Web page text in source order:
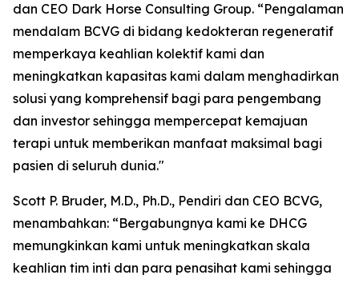
dan CEO Dark Horse Consulting Group. “Pengalaman
mendalam BCVG di bidang kedokteran regeneratif
memperkaya keahlian kolektif kami dan
meningkatkan kapasitas kami dalam menghadirkan
solusi yang komprehensif bagi para pengembang
dan investor sehingga mempercepat kemajuan
terapi untuk memberikan manfaat maksimal bagi
pasien di seluruh dunia."
Scott P. Bruder, M.D., Ph.D., Pendiri dan CEO BCVG,
menambahkan: “Bergabungnya kami ke DHCG
memungkinkan kami untuk meningkatkan skala
keahlian tim inti dan para penasihat kami sehingga